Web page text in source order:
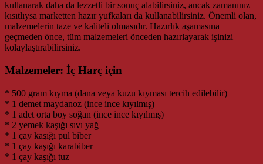
kullanarak daha da lezzetli bir sonuç alabilirsiniz, ancak zamanınız
kısıtlıysa marketten hazır yufkaları da kullanabilirsiniz. Önemli olan,
malzemelerin taze ve kaliteli olmasıdır. Hazırlık aşamasına
geçmeden önce, tüm malzemeleri önceden hazırlayarak işinizi
kolaylaştırabilirsiniz.
Malzemeler: İç Harç için
* 500 gram kıyma (dana veya kuzu kıyması tercih edilebilir)
* 1 demet maydanoz (ince ince kıyılmış)
* 1 adet orta boy soğan (ince ince kıyılmış)
* 2 yemek kaşığı sıvı yağ
* 1 çay kaşığı pul biber
* 1 çay kaşığı karabiber
* 1 çay kaşığı tuz